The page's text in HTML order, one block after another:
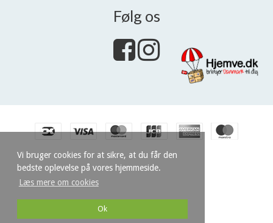
Vi bruger cookies for at sikre, at du får den
bedste oplevelse på vores hjemmeside.
Læs mere om cookies
Ok
Følg os